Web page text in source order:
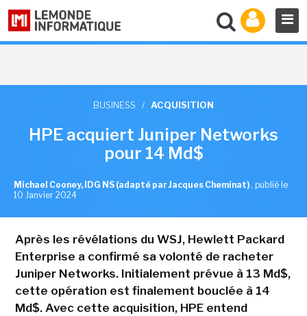
BUSINESS / ACQUISITION
HPE acquiert Juniper Networks
pour 14 Md$
Michael Cooney, IDG NS (adapté par Jacques Cheminat) , publié le
10 Janvier 2024
Après les révélations du WSJ, Hewlett Packard
Enterprise a confirmé sa volonté de racheter
Juniper Networks. Initialement prévue à 13 Md$,
cette opération est finalement bouclée à 14
Md$. Avec cette acquisition, HPE entend